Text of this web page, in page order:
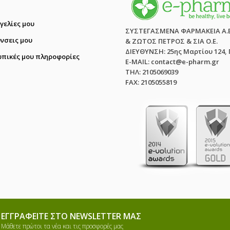
μου
μου
μου πληροφορίες
ΣΥΣΤΕΓΑΣΜΕΝΑ ΦΑΡΜΑΚΕΙΑ
& ΖΩΤΟΣ ΠΕΤΡΟΣ & ΣΙΑ Ο.Ε.
ΔΙΕΥΘΥΝΣΗ: 25ης Μαρτίου 124,
E-MAIL: contact@e-pharm.gr
ΤΗΛ: 2105069039
FAX: 2105055819
ΕΓΓΡΑΦΕΊΤΕ ΣΤΟ NEWSLETTER ΜΑΣ
Μάθετε πρώτοι τα νέα και τις προσφορές μας